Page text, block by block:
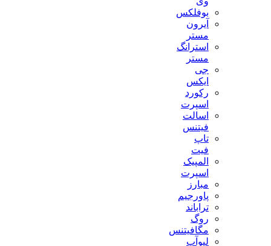
بوفلکس
آیرون
استرانگ
جی
رکورد
اسپرت
اسالت
فیتنس
تاپ
المپیک
اسپرت
مبارز
پاورجیم
تراباند
روگ
مگافیتنس
لیوآپ